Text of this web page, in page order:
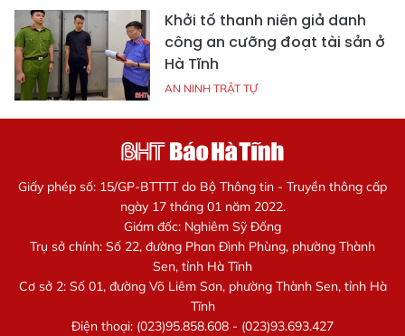
Khởi tố thanh niên giả danh
công an cưỡng đoạt tài sản ở
Hà Tĩnh
AN NINH TRẬT TỰ
Giấy phép số: 15/GP-BTTTT do Bộ Thông tin - Truyền thông cấp
ngày 17 tháng 01 năm 2022.
Giám đốc: Nghiêm Sỹ Đống
Trụ sở chính: Số 22, đường Phan Đình Phùng, phường Thành
Sen, tỉnh Hà Tĩnh
Cơ sở 2: Số 01, đường Võ Liêm Sơn, phường Thành Sen, tỉnh Hà
Tĩnh
Điện thoại: (023)95.858.608 - (023)93.693.427